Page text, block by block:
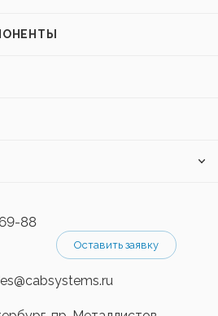
88
Оставить заявку